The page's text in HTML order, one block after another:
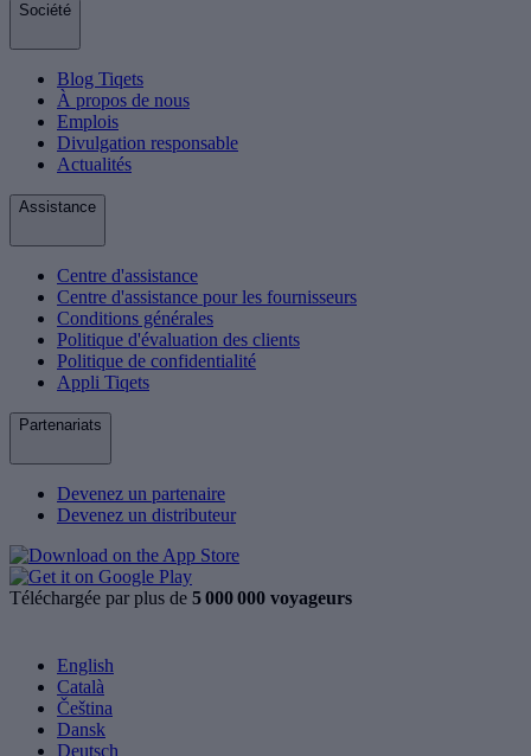
Société
Blog Tiqets
À propos de nous
Emplois
Divulgation responsable
Actualités
Assistance
Centre d'assistance
Centre d'assistance pour les fournisseurs
Conditions générales
Politique d'évaluation des clients
Politique de confidentialité
Appli Tiqets
Partenariats
Devenez un partenaire
Devenez un distributeur
Téléchargée par plus de 5 000 000 voyageurs
English
Català
Čeština
Dansk
Deutsch